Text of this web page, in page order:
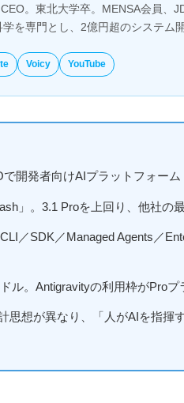
。東北大学卒。MENSA会員、
を専門とし、2億円超のシステム
Voicy YouTube
開発者向けAIプラットフォー
」。3.1 Proを上回り、他社の
／SDK／Managed Agents／
ル。Antigravityの利用枠がProプ
思想が異なり、「人がAIを指揮